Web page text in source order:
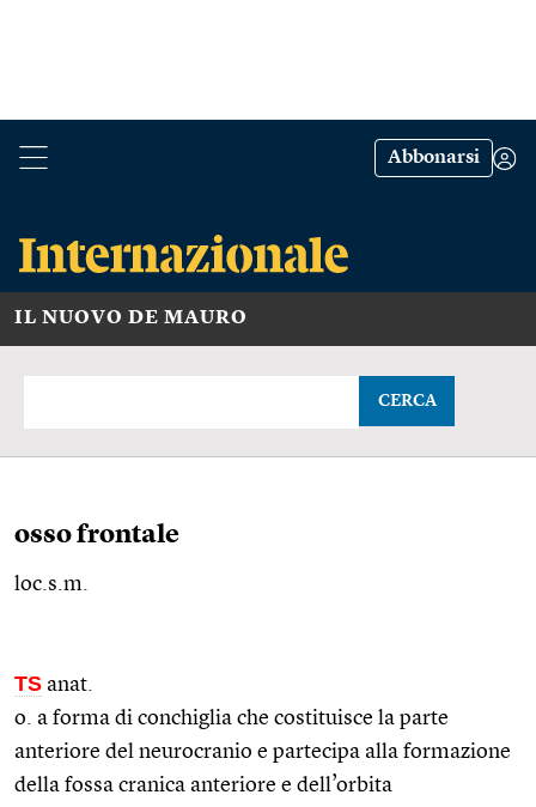
Abbonarsi
IL NUOVO DE MAURO
CERCA
osso frontale
loc.s.m.
TS anat.
o. a forma di conchiglia che costituisce la parte
anteriore del neurocranio e partecipa alla formazione
della fossa cranica anteriore e dell’orbita